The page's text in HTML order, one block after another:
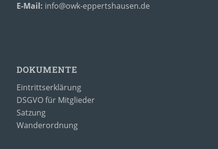
E-Mail: info@owk-eppertshausen.de
DOKUMENTE
Eintrittserklärung
DSGVO für Mitglieder
Satzung
Wanderordnung